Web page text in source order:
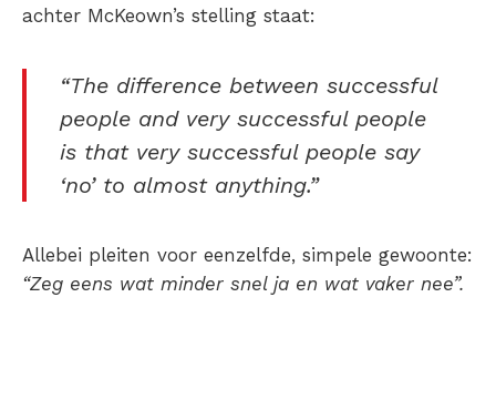
achter McKeown’s stelling staat:
“The difference between successful
people and very successful people
is that very successful people say
‘no’ to almost anything.”
Allebei pleiten voor eenzelfde, simpele gewoonte:
“Zeg eens wat minder snel ja en wat vaker nee”.